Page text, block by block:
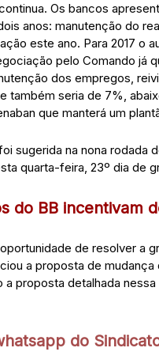
Os bancos
anos: manutenção do
este ano. Para 2017 o
pelo Comando já
dos empregos,
também seria de 7%,
que manterá um
sugerida na nona rodada
quarta-feira, 23º dia de
do BB incentivam
de resolver a
a proposta de
a proposta detalhada
do